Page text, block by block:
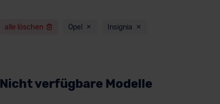
alle löschen Opel Insignia
Nicht verfügbare Modelle